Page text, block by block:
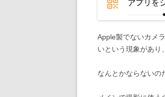
Apple製でないカメ
いという現象があり
なんとかならないの